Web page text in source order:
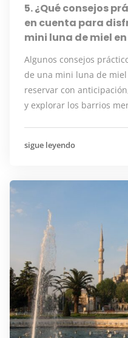
5. ¿Qué consejos
en cuenta para
mini luna de miel
Algunos consejos
de una mini luna de miel
reservar con
y explorar los barrios
sigue leyendo